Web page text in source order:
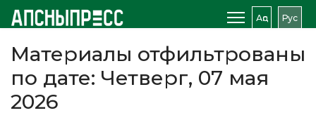
Аԥс Рус
Материалы отфильтрованы
по дате: Четверг, 07 мая
2026